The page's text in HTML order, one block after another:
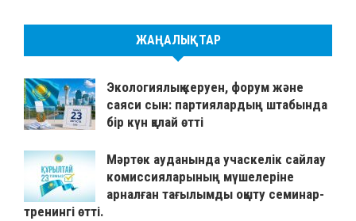
ЖАҢАЛЫҚТАР
Экологиялық керуен, форум және
саяси сын: партиялардың штабында
бір күн қалай өтті
Мәртөк ауданында учаскелік сайлау
комиссияларының мүшелеріне
арналған тағылымды оқыту семинар-
тренингі өтті.